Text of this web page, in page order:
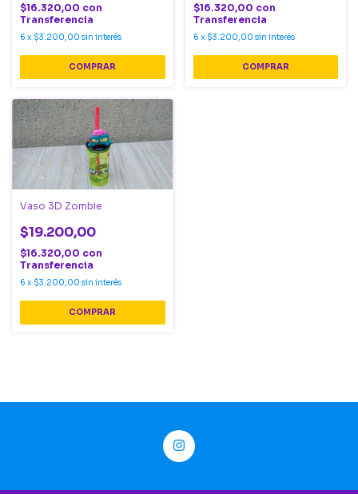
$16.320,00 con
Transferencia
6 x $3.200,00 sin interés
$16.320,00 con
Transferencia
6 x $3.200,00 sin interés
Vaso 3D Zombie
$19.200,00
$16.320,00 con
Transferencia
6 x $3.200,00 sin interés